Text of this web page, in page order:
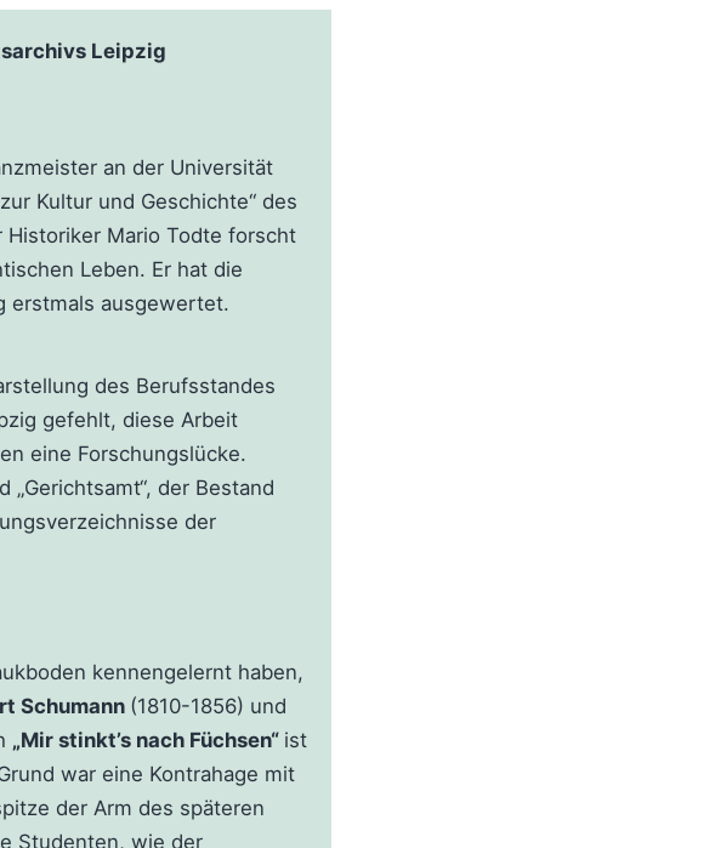
Leipzig
an der Universität
Kultur und Geschichte“ des
Historiker Mario Todte forscht
Leben. Er hat die
erstmals ausgewertet.
des Berufsstandes
gefehlt, diese Arbeit
eine Forschungslücke.
„Gerichtsamt“, der Bestand
der
kennengelernt haben,
Schumann (1810-1856) und
„Mir stinkt’s nach Füchsen“ ist
war eine Kontrahage mit
der Arm des späteren
Studenten, wie der